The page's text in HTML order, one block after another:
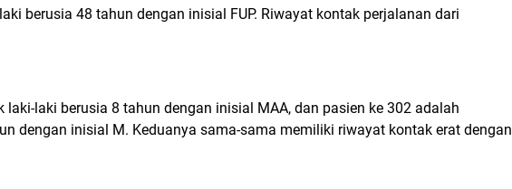
berusia 48 tahun dengan inisial FUP. Riwayat kontak perjalanan dari
laki-laki berusia 8 tahun dengan inisial MAA, dan pasien ke 302 adalah
dengan inisial M. Keduanya sama-sama memiliki riwayat kontak erat dengan